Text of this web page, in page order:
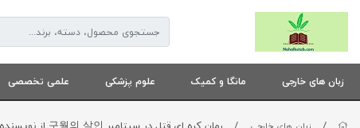
زبان های خارجی مانگا و کمیک علوم پزشکی علمی تخصصی